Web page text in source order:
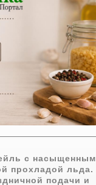
с насыщенным
прохладой льда.
подачи и